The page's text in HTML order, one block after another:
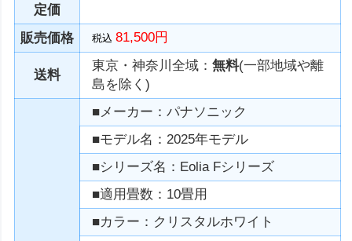
定価
販売価格
税込81,500円
送料
東京・神奈川全域：無料(一部地域や離
島を除く)
■メーカー：パナソニック
■モデル名：2025年モデル
■シリーズ名：Eolia Fシリーズ
■適用畳数：10畳用
■カラー：クリスタルホワイト